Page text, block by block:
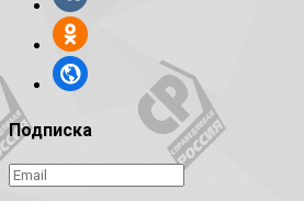
Подписка